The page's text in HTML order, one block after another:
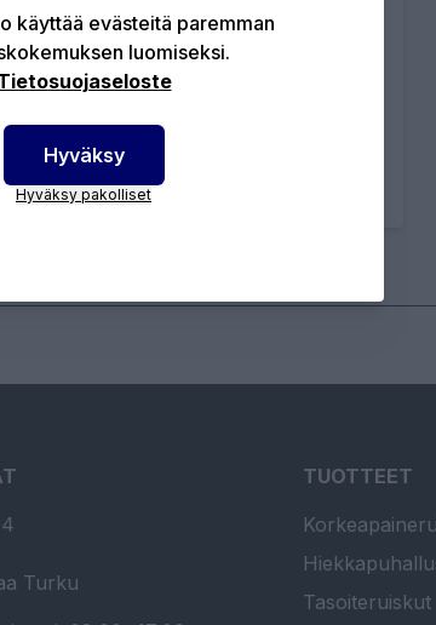
Tekniset edut
Turku
TUOTTEET
Tasoiteruiskut
käyttää evästeitä paremman
luomiseksi.
Hyväksy
Hyväksy pakolliset